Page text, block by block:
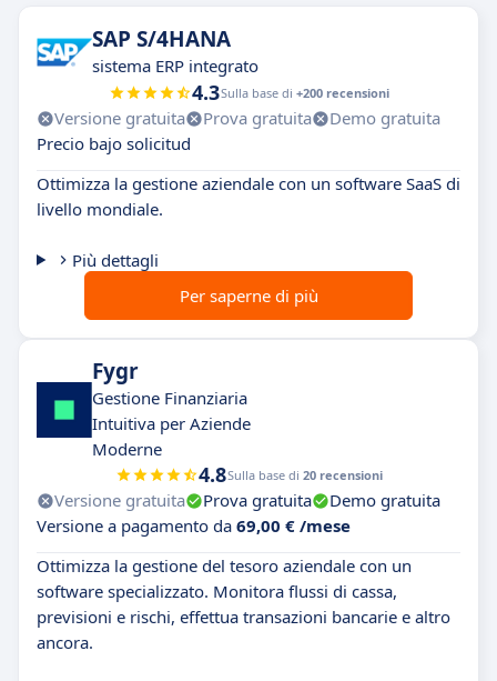
SAP S/4HANA
sistema ERP integrato
4.3Sulla base di +200 recensioni
Versione gratuita Prova gratuita
Demo gratuita
Precio bajo solicitud
Ottimizza la gestione aziendale con un software SaaS di
livello mondiale.
Più dettagli
Per saperne di più
Fygr
Gestione Finanziaria
Intuitiva per Aziende
Moderne
4.8Sulla base di 20 recensioni
Versione gratuita Prova gratuita
Demo gratuita
Versione a pagamento da 69,00 € /mese
Ottimizza la gestione del tesoro aziendale con un
software specializzato. Monitora flussi di cassa,
previsioni e rischi, effettua transazioni bancarie e altro
ancora.